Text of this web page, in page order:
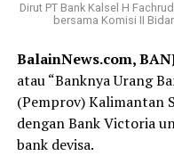
nomor antrean. Yang
sebelum formulir
sudah dipanggil.
berlangsung cepat,
terasa ramah serta
Bagi sebagian orang,
Dirut PT Bank Kalsel H
bersama Komisi II
BalainNews.com,
atau “Banknya Urang
(Pemprov) Kalimantan
dengan Bank Victoria
bank devisa.